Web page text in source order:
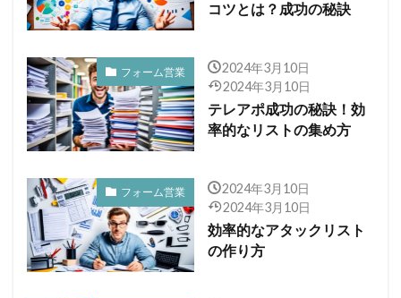
コツとは？成功の秘訣
フォーム営業
2024年3月10日
2024年3月10日
テレアポ成功の秘訣！効
率的なリストの集め方
フォーム営業
2024年3月10日
2024年3月10日
効率的なアタックリスト
の作り方